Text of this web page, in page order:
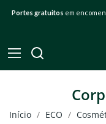
Portes gratuitos em
Início ECO